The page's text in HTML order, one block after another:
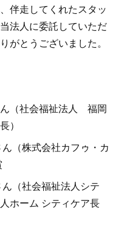
伴走してくれたスタッ
法人に委託していただ
がとうございました。
ん（社会福祉法人 福岡
）
（株式会社カフゥ・カ
（社会福祉法人シテ
ホーム シティケア長